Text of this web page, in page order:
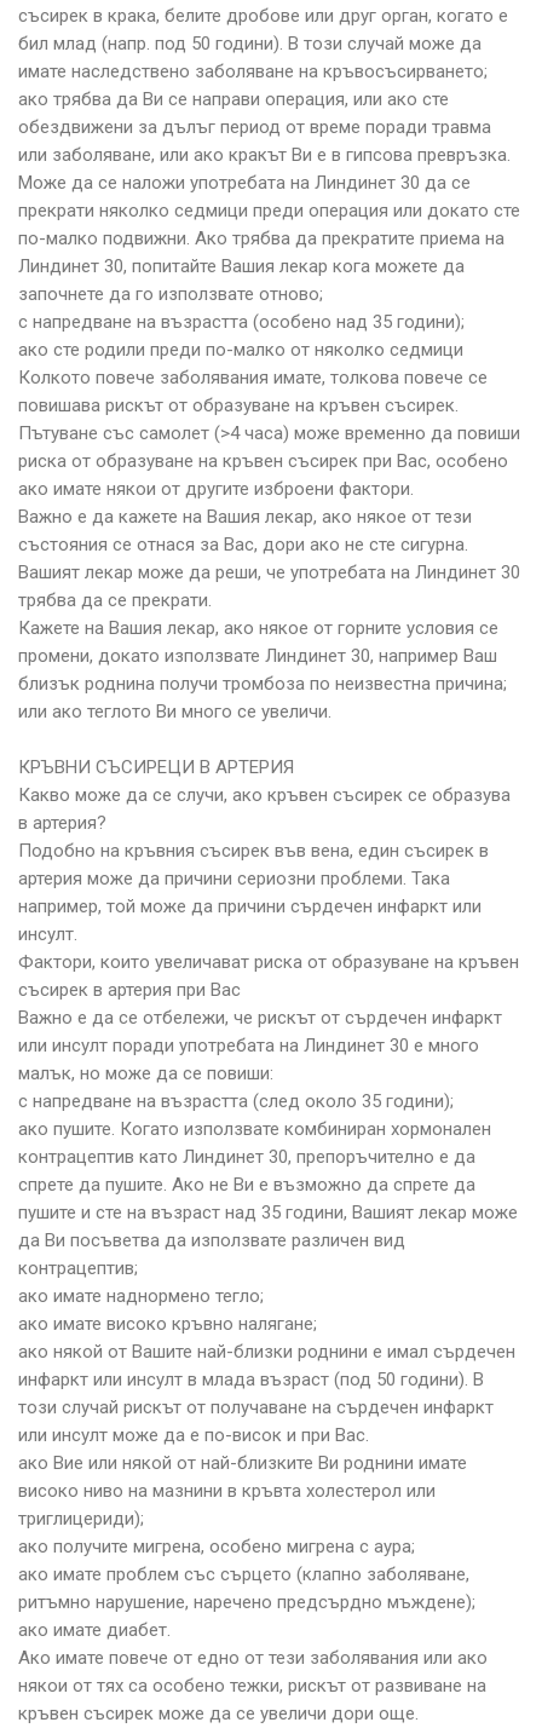
съсирек в крака, белите дробове или друг орган, когато е
бил млад (напр. под 50 години). В този случай може да
имате наследствено заболяване на кръвосъсирването;
ако трябва да Ви се направи операция, или ако сте
обездвижени за дълъг период от време поради травма
или заболяване, или ако кракът Ви е в гипсова превръзка.
Може да се наложи употребата на Линдинет 30 да се
прекрати няколко седмици преди операция или докато сте
по-малко подвижни. Ако трябва да прекратите приема на
Линдинет 30, попитайте Вашия лекар кога можете да
започнете да го използвате отново;
с напредване на възрастта (особено над 35 години);
ако сте родили преди по-малко от няколко седмици
Колкото повече заболявания имате, толкова повече се
повишава рискът от образуване на кръвен съсирек.
Пътуване със самолет (>4 часа) може временно да повиши
риска от образуване на кръвен съсирек при Вас, особено
ако имате някои от другите изброени фактори.
Важно е да кажете на Вашия лекар, ако някое от тези
състояния се отнася за Вас, дори ако не сте сигурна.
Вашият лекар може да реши, че употребата на Линдинет 30
трябва да се прекрати.
Кажете на Вашия лекар, ако някое от горните условия се
промени, докато използвате Линдинет 30, например Ваш
близък роднина получи тромбоза по неизвестна причина;
или ако теглото Ви много се увеличи.
КРЪВНИ СЪСИРЕЦИ В АРТЕРИЯ
Какво може да се случи, ако кръвен съсирек се образува
в артерия?
Подобно на кръвния съсирек във вена, един съсирек в
артерия може да причини сериозни проблеми. Така
например, той може да причини сърдечен инфаркт или
инсулт.
Фактори, които увеличават риска от образуване на кръвен
съсирек в артерия при Вас
Важно е да се отбележи, че рискът от сърдечен инфаркт
или инсулт поради употребата на Линдинет 30 е много
малък, но може да се повиши:
с напредване на възрастта (след около 35 години);
ако пушите. Когато използвате комбиниран хормонален
контрацептив като Линдинет 30, препоръчително е да
спрете да пушите. Ако не Ви е възможно да спрете да
пушите и сте на възраст над 35 години, Вашият лекар може
да Ви посъветва да използвате различен вид
контрацептив;
ако имате наднормено тегло;
ако имате високо кръвно налягане;
ако някой от Вашите най-близки роднини е имал сърдечен
инфаркт или инсулт в млада възраст (под 50 години). В
този случай рискът от получаване на сърдечен инфаркт
или инсулт може да е по-висок и при Вас.
ако Вие или някой от най-близките Ви роднини имате
високо ниво на мазнини в кръвта холестерол или
триглицериди);
ако получите мигрена, особено мигрена с аура;
ако имате проблем със сърцето (клапно заболяване,
ритъмно нарушение, наречено предсърдно мъждене);
ако имате диабет.
Ако имате повече от едно от тези заболявания или ако
някои от тях са особено тежки, рискът от развиване на
кръвен съсирек може да се увеличи дори още.